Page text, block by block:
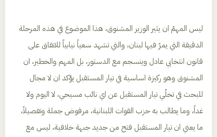
ليس المهمّ ان يثير الوزير المشنوق، هذا الموضوع في هذه المرحلة
الدقيقة التي يمرّ فيها لبنان، والتي تشهد سعياً نيابياً للاتفاق على
قانون انتخابي عادل وينسجم مع الدستور، بل المهم والخطير، ان
المشنوق وهو ركيزة اساسية في تيار المستقبل يؤكد ان لا مجال
للبحث في تخلّي تيار المستقبل عن اي نائب مسيحي، لا اليوم ولا
غداً، وما يطالب به حزب القوات اللبنانية، مرفوض جملة وتفصيلاً،
ما يعني ان تيار المستقبل فتح من جديد جبهة خلافية، ليس مع